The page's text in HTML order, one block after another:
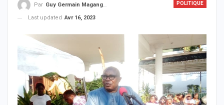
POLITIQUE
Par Guy Germain Maganga Nziengui
Last updated Avr 16, 2023